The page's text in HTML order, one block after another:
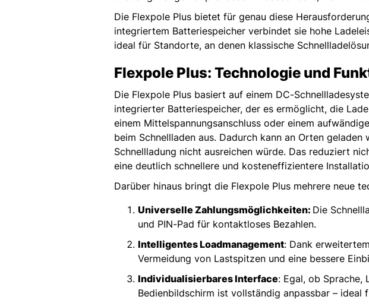
Die Flexpole Plus bietet für genau diese
integriertem Batteriespeicher verbindet sie hohe
ideal für Standorte, an denen klassische
Flexpole Plus: Technologie und
Die Flexpole Plus basiert auf einem DC-
integrierter Batteriespeicher, der es ermöglicht, die
einem Mittelspannungsanschluss oder einem
beim Schnellladen aus. Dadurch kann an Orten
Schnellladung nicht ausreichen würde. Das reduziert
eine deutlich schnellere und kosteneffizientere
Darüber hinaus bringt die Flexpole Plus mehrere neue
Universelle Zahlungsmöglichkeiten: Die
und PIN-Pad für kontaktloses Bezahlen.
Intelligentes Loadmanagement: Dank
Vermeidung von Lastspitzen und eine bessere
Individualisierbares Interface: Egal, ob Sprache,
Bedienbildschirm ist vollständig anpassbar –